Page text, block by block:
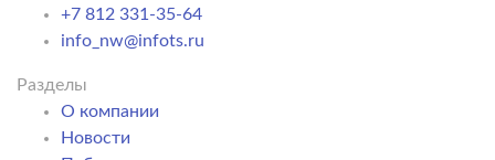
+7 812 331-35-64
info_nw@infots.ru
Разделы
О компании
Новости